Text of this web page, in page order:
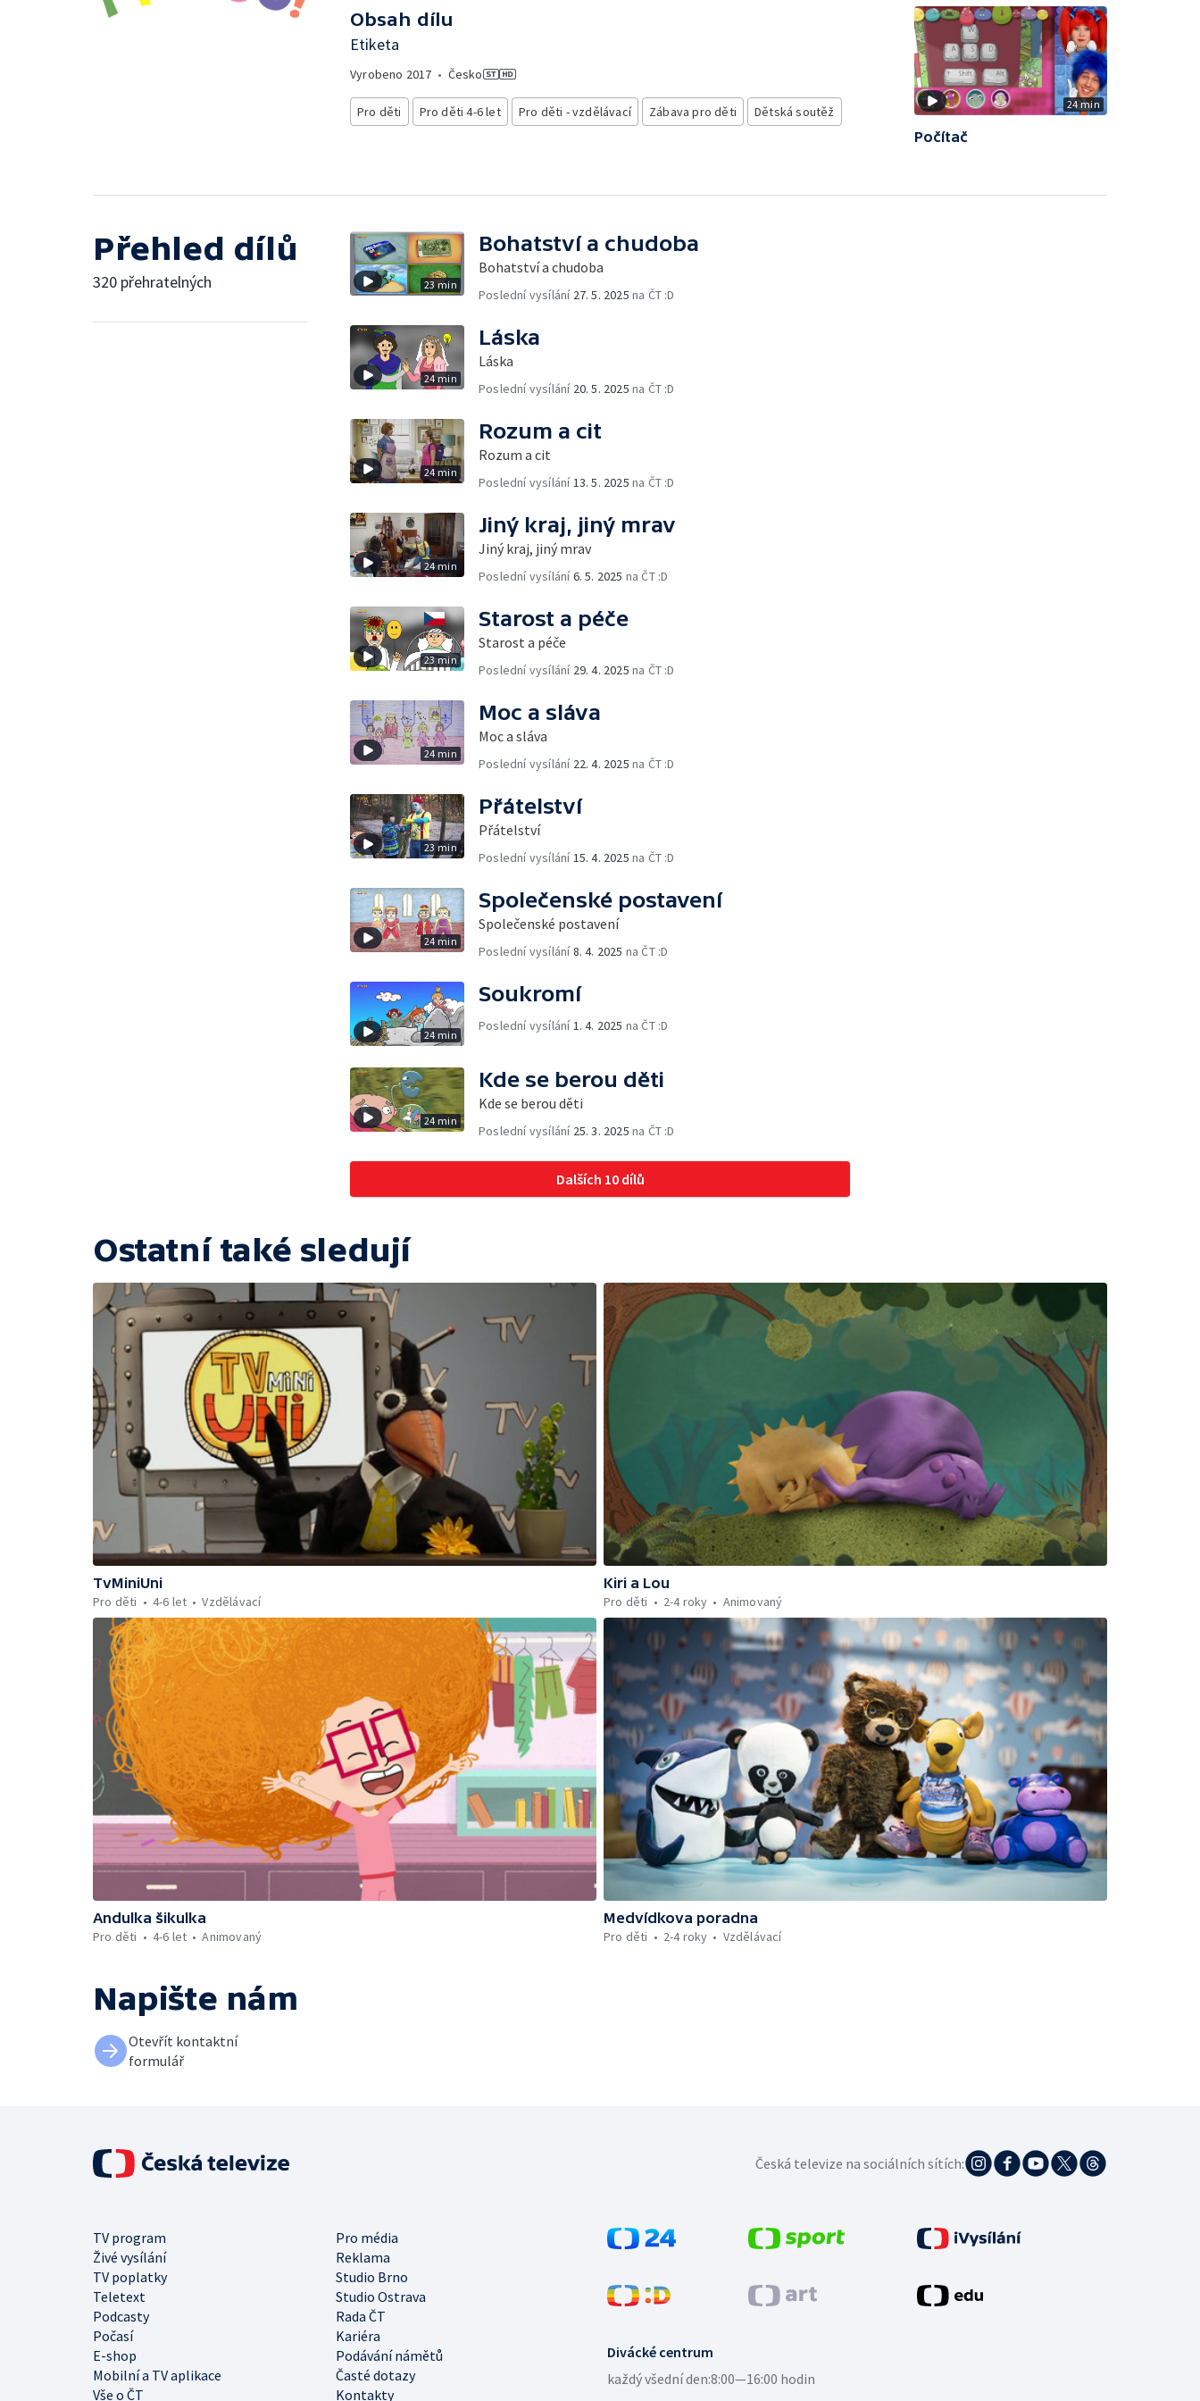
Obsah dílu
Etiketa
Vyrobeno 2017 • Česko
Pro děti Pro děti 4-6 let Pro děti - vzdělávací Zábava pro děti Dětská soutěž 24 min
Počítač
Přehled dílů
320 přehratelných 23 min
Bohatství a chudoba
Bohatství a chudoba
Poslední vysílání 27. 5. 2025 na ČT :D
24 min
Láska
Láska
Poslední vysílání 20. 5. 2025 na ČT :D
24 min
Rozum a cit
Rozum a cit
Poslední vysílání 13. 5. 2025 na ČT :D
24 min
Jiný kraj, jiný mrav
Jiný kraj, jiný mrav
Poslední vysílání6. 5. 2025 na ČT :D
23 min
Starost a péče
Starost a péče
Poslední vysílání 29. 4. 2025 na ČT :D
24 min
Moc a sláva
Moc a sláva
Poslední vysílání 22. 4. 2025 na ČT :D
23 min
Přátelství
Přátelství
Poslední vysílání 15. 4. 2025 na ČT :D
24 min
Společenské postavení
Společenské postavení
Poslední vysílání8. 4. 2025 na ČT :D
24 min
Soukromí
Poslední vysílání 1. 4. 2025 na ČT :D
24 min
Kde se berou děti
Kde se berou děti
Poslední vysílání 25. 3. 2025 na ČT :D
Dalších 10 dílů
Ostatní také sledují
TvMiniUni
Pro děti
4-6 let Vzdělávací
Kiri a Lou
Pro děti
2-4 roky Animovaný
Andulka šikulka
Pro děti
4-6 let Animovaný
Medvídkova poradna
Pro děti
2-4 roky Vzdělávací
Napište nám
Otevřít kontaktní
formulář
Divácké centrum
každý všední den:8:00—16:00 hodin
TV program
Pro média
Živé vysílání
Reklama
TV poplatky
Studio Brno
Teletext
Studio Ostrava
Podcasty
Rada ČT
Počasí
Kariéra
E-shop
Podávání námětů
Mobilní a TV aplikace
Časté dotazy
Vše o ČT
Kontakty
Česká televize na sociálních sítích: